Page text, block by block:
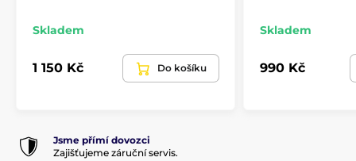
- poskytuje roky spolehlivé služby.
Skladem
1 150 Kč Do košíku
Skladem
990 Kč
Jsme přímí dovozci
Zajišťujeme záruční servis.